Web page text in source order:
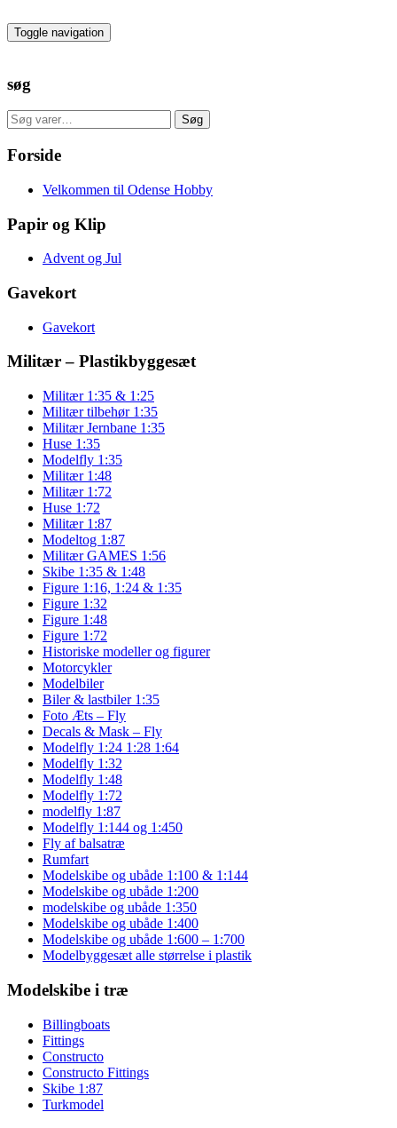
to
the
Toggle navigation
søg
Søg
efter:
Søg
Forside
Velkommen til Odense Hobby
Papir og Klip
Advent og Jul
Gavekort
Gavekort
Militær – Plastikbyggesæt
Militær 1:35 & 1:25
Militær tilbehør 1:35
Militær Jernbane 1:35
Huse 1:35
Modelfly 1:35
Militær 1:48
Militær 1:72
Huse 1:72
Militær 1:87
Modeltog 1:87
Militær GAMES 1:56
Skibe 1:35 & 1:48
Figure 1:16, 1:24 & 1:35
Figure 1:32
Figure 1:48
Figure 1:72
Historiske modeller og figurer
Motorcykler
Modelbiler
Biler & lastbiler 1:35
Foto Æts – Fly
Decals & Mask – Fly
Modelfly 1:24 1:28 1:64
Modelfly 1:32
Modelfly 1:48
Modelfly 1:72
modelfly 1:87
Modelfly 1:144 og 1:450
Fly af balsatræ
Rumfart
Modelskibe og ubåde 1:100 & 1:144
Modelskibe og ubåde 1:200
modelskibe og ubåde 1:350
Modelskibe og ubåde 1:400
Modelskibe og ubåde 1:600 – 1:700
Modelbyggesæt alle størrelse i plastik
Modelskibe i træ
Billingboats
Fittings
Constructo
Constructo Fittings
Skibe 1:87
Turkmodel